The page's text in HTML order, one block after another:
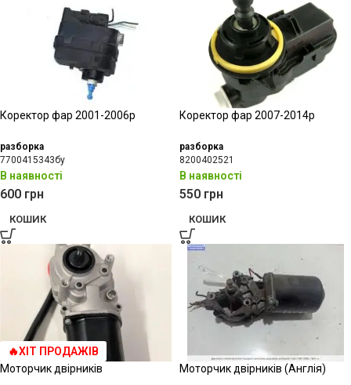
Коректор фар 2001-2006р
разборка
7700415343бу
В наявності
600 грн
КОШИК
Коректор фар 2007-2014р
разборка
8200402521
В наявності
550 грн
КОШИК
🔥ХІТ ПРОДАЖІВ
Моторчик двірників
Моторчик двірників (Англія)